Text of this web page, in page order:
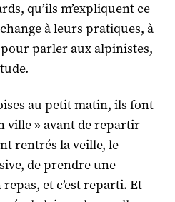
qu’ils m’expliquent ce
à leurs pratiques, à
parler aux alpinistes,
au petit matin, ils font
ville » avant de repartir
rentrés la veille, le
de prendre une
et c’est reparti. Et